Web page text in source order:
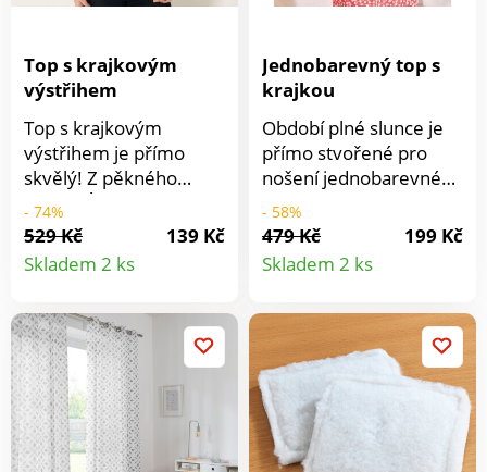
Top s krajkovým
výstřihem
Top s krajkovým
výstřihem je přímo
skvělý! Z pěkného
krepu. Úzká, vzadu
nastavitelná ramínka.
Výstřih do "V" s
vlnkovanou krajkou.
spodní lem s
postranními rozparky.
Rovný zadní díl.
Postranní rozparky.
- 74%
529 Kč
139 Kč
Skladem 2 ks
Detail
Jednobarevný top s
krajkou
Období plné slunce je
přímo stvořené pro
nošení jednobarevného
topu s krajkou!
Zakulacený výstřih do
"V" s krajkou. Prsní
záševky. Vpředu a
zakulacený spodní lem.
Lze prát v pračce.
- 58%
479 Kč
199 Kč
Skladem 2 ks
Detail